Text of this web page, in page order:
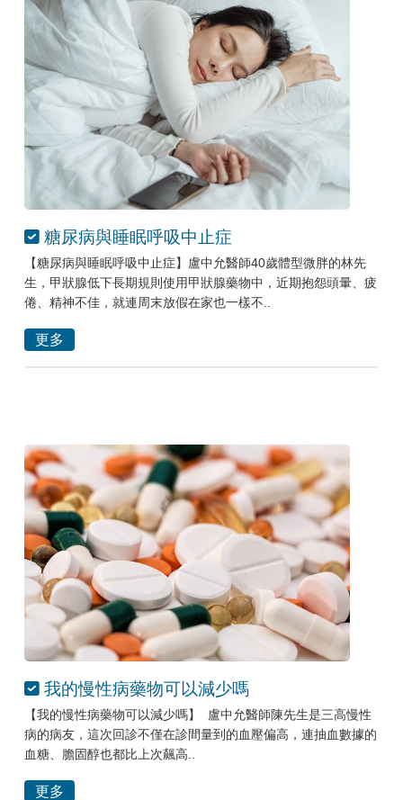
糖尿病與睡眠呼吸中止症
【糖尿病與睡眠呼吸中止症】盧中允醫師40歲體型微胖的林先
生，甲狀腺低下長期規則使用甲狀腺藥物中，近期抱怨頭暈、疲
倦、精神不佳，就連周末放假在家也一樣不..
更多
我的慢性病藥物可以減少嗎
【我的慢性病藥物可以減少嗎】 盧中允醫師陳先生是三高慢性
病的病友，這次回診不僅在診間量到的血壓偏高，連抽血數據的
血糖、膽固醇也都比上次飆高..
更多